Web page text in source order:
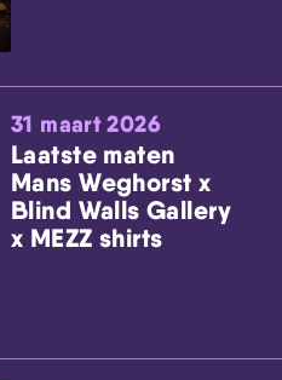
31 maart 2026
Laatste maten
Mans Weghorst x
Blind Walls Gallery
x MEZZ shirts